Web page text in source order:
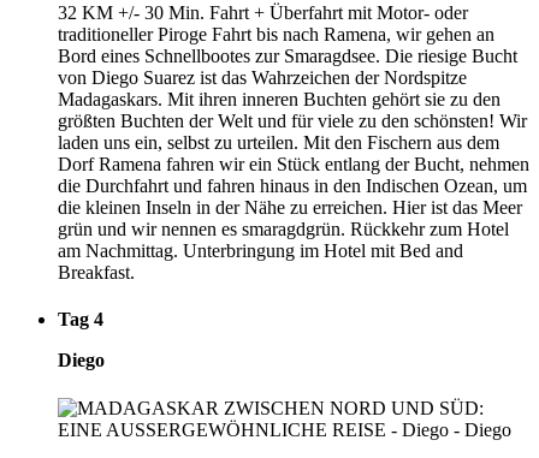
32 KM +/- 30 Min. Fahrt + Überfahrt mit Motor- oder
traditioneller Piroge Fahrt bis nach Ramena, wir gehen an
Bord eines Schnellbootes zur Smaragdsee. Die riesige Bucht
von Diego Suarez ist das Wahrzeichen der Nordspitze
Madagaskars. Mit ihren inneren Buchten gehört sie zu den
größten Buchten der Welt und für viele zu den schönsten! Wir
laden uns ein, selbst zu urteilen. Mit den Fischern aus dem
Dorf Ramena fahren wir ein Stück entlang der Bucht, nehmen
die Durchfahrt und fahren hinaus in den Indischen Ozean, um
die kleinen Inseln in der Nähe zu erreichen. Hier ist das Meer
grün und wir nennen es smaragdgrün. Rückkehr zum Hotel
am Nachmittag. Unterbringung im Hotel mit Bed and
Breakfast.
Tag 4
Diego